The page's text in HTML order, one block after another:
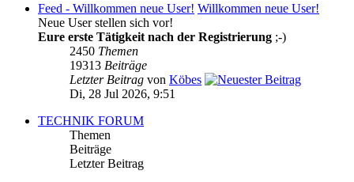
Feed - Willkommen neue User! Willkommen neue User!
Neue User stellen sich vor!
Eure erste Tätigkeit nach der Registrierung ;-)
2450 Themen
19313 Beiträge
Letzter Beitrag von Köbes
Di, 28 Jul 2026, 9:51
TECHNIK FORUM
Themen
Beiträge
Letzter Beitrag